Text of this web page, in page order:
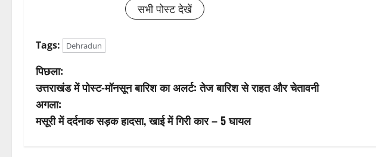
सभी पोस्ट देखें
Tags: Dehradun
पो
स्ट
ने
पिछला:
उत्तराखंड में पोस्ट-मॉनसून बारिश का अलर्ट: तेज बारिश से राहत और चेतावनी
अगला:
मसूरी में दर्दनाक सड़क हादसा, खाई में गिरी कार – 5 घायल